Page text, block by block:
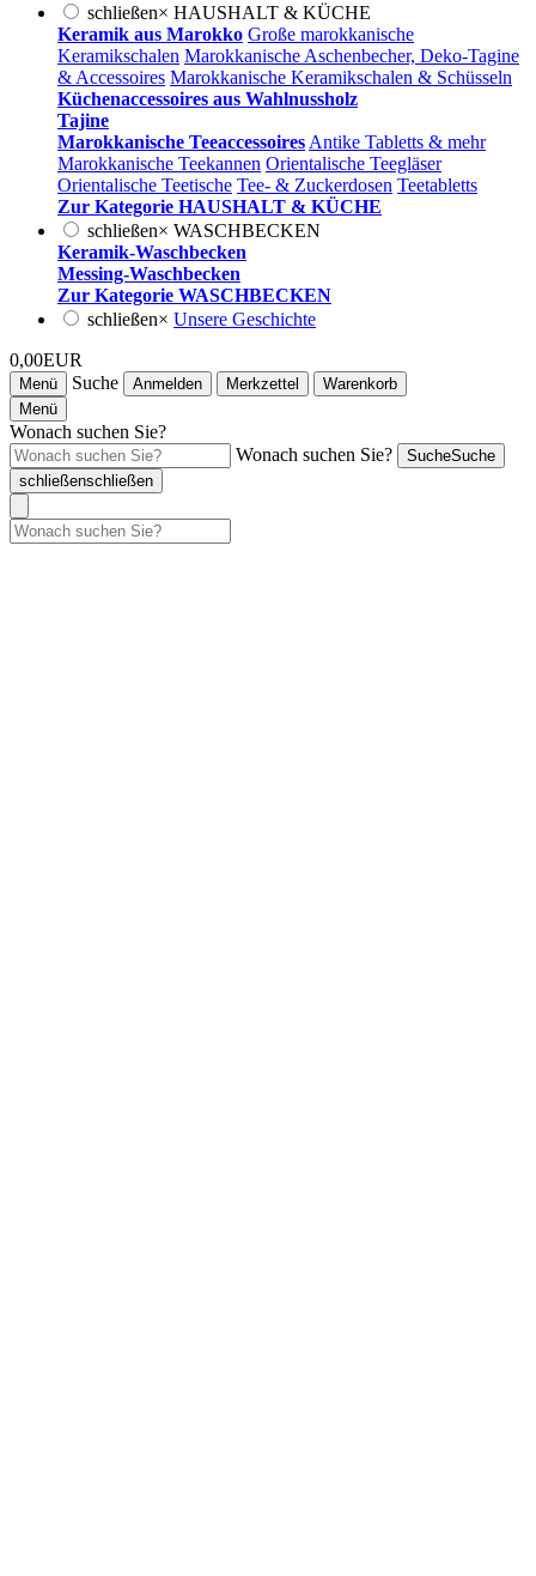
schließen× HAUSHALT & KÜCHE
Keramik aus Marokko Große marokkanische
Keramikschalen Marokkanische Aschenbecher, Deko-Tagine
& Accessoires Marokkanische Keramikschalen & Schüsseln
Küchenaccessoires aus Wahlnussholz
Tajine
Marokkanische Teeaccessoires Antike Tabletts & mehr
Marokkanische Teekannen Orientalische Teegläser
Orientalische Teetische Tee- & Zuckerdosen Teetabletts
Zur Kategorie HAUSHALT & KÜCHE
schließen× WASCHBECKEN
Keramik-Waschbecken
Messing-Waschbecken
Zur Kategorie WASCHBECKEN
schließen× Unsere Geschichte
0,00EUR
Menü Suche Anmelden Merkzettel
Warenkorb
Menü
Wonach suchen Sie?
Wonach suchen Sie?
SucheSuche
schließenschließen